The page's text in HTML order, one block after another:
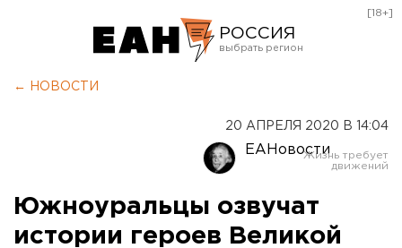
РОССИЯ
Оренбург
[18+]
← НОВОСТИ
20 АПРЕЛЯ 2020 В 14:04
ЕАНовости
Южноуральцы озвучат
истории героев Великой